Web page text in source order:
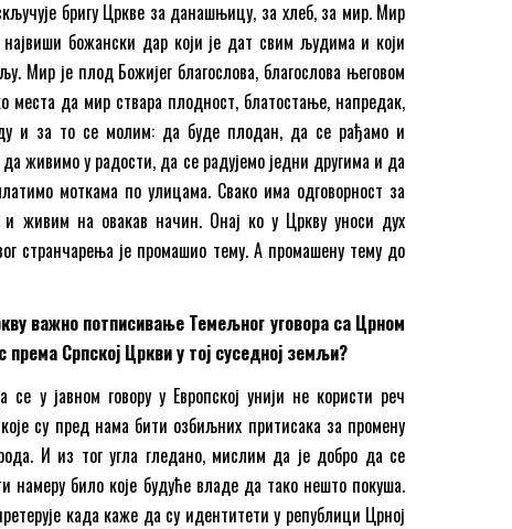
бригу Цркве за данашњицу, за хлеб, за мир. Мир
божански дар који је дат свим људима и који
Мир је плод Божијег благослова, благослова његовом
места да мир ствара плодност, блатостање, напредак,
и за то се молим: да буде плодан, да се рађамо и
живимо у радости, да се радујемо једни другима и да
моткама по улицама. Свако има одговорност за
живим на овакав начин. Онај ко у Цркву уноси дух
странчарења је промашио тему. А промашену тему до
важно потписивање Темељног уговора са Црном
Српској Цркви у тој суседној земљи?
у јавном говору у Европској унији не користи реч
су пред нама бити озбиљних притисака за промену
И из тог угла гледано, мислим да је добро да се
намеру било које будуће владе да тако нешто покуша.
када каже да су идентитети у републици Црној